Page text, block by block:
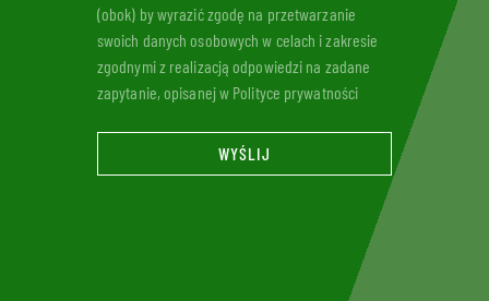
(obok) by wyrazić zgodę na przetwarzanie
swoich danych osobowych w celach i zakresie
zgodnymi z realizacją odpowiedzi na zadane
zapytanie, opisanej w Polityce prywatności
WYŚLIJ